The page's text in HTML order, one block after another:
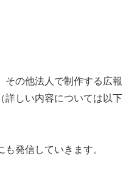
その他法人で制作する広報
詳しい内容については以下
発信していきます。